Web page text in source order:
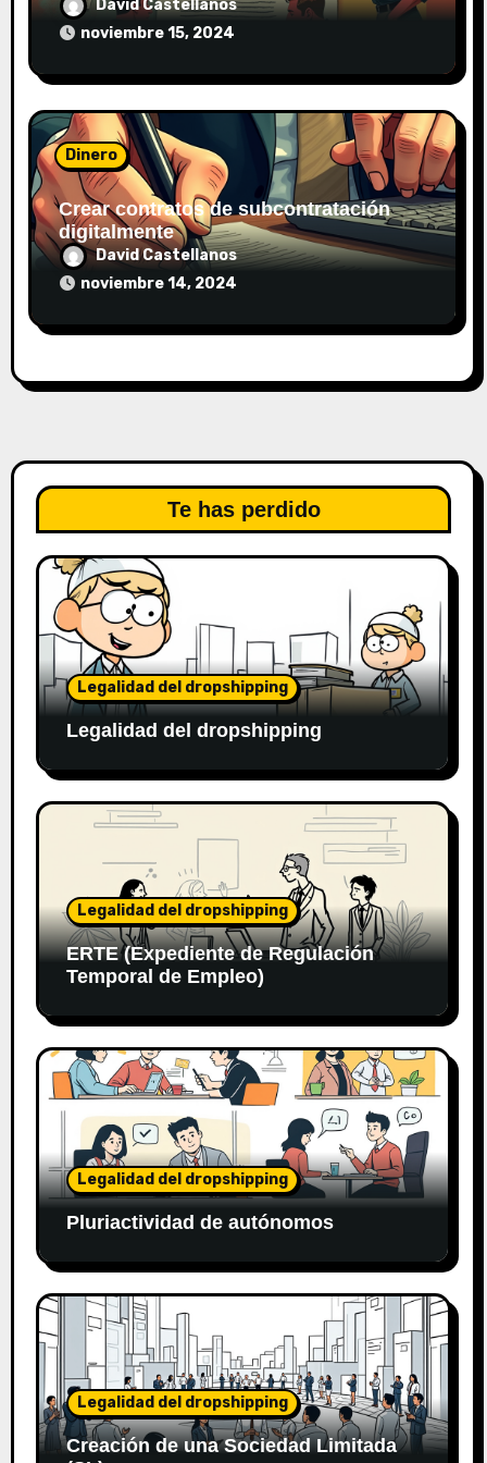
David Castellanos
noviembre 15, 2024
Dinero
Crear contratos de subcontratación
digitalmente
David Castellanos
noviembre 14, 2024
Te has perdido
Legalidad del dropshipping
Legalidad del dropshipping
Legalidad del dropshipping
ERTE (Expediente de Regulación
Temporal de Empleo)
Legalidad del dropshipping
Pluriactividad de autónomos
Legalidad del dropshipping
Creación de una Sociedad Limitada